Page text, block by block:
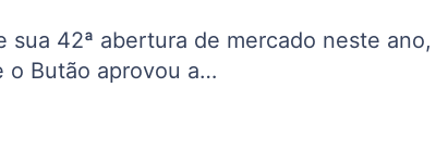
42ª abertura de mercado neste
o Butão aprovou a…